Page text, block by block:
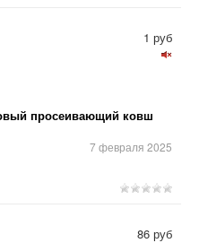
просеивающий ковш
7 февраля 2025
1 руб
86 руб